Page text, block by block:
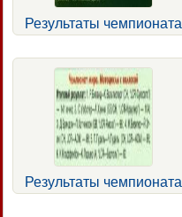
Результаты чемпионата
Результаты чемпионата